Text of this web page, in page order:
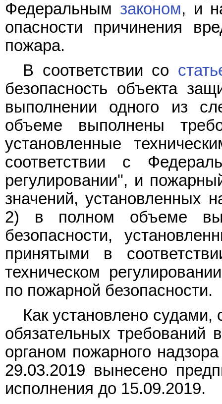
Федеральным законом, и
опасности причинения
пожара.
В соответствии со
безопасность объекта
выполнении одного из
объеме выполнены
установленные
соответствии с
регулировании", и
значений,
2) в полном объеме
безопасности,
принятыми в
техническом
по пожарной безопасности.
Как установлено
обязательных требований
органом пожарного
29.03.2019 вынесено
исполнения до 15.09.2019.